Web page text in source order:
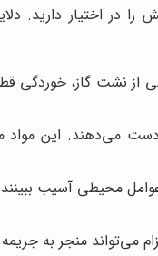
در اختیار دارید.
نشت گاز، خوردگی
می‌دهند. این
محیطی آسیب
می‌تواند منجر به